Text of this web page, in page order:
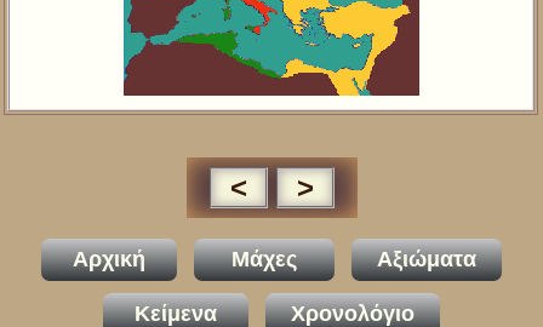
< >
Αρχική Μάχες Αξιώματα
Κείμενα Χρονολόγιο